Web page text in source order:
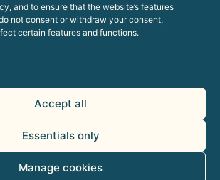
and to ensure that the website’s features
not consent or withdraw your consent,
certain features and functions.
Accept all
Essentials only
Manage cookies